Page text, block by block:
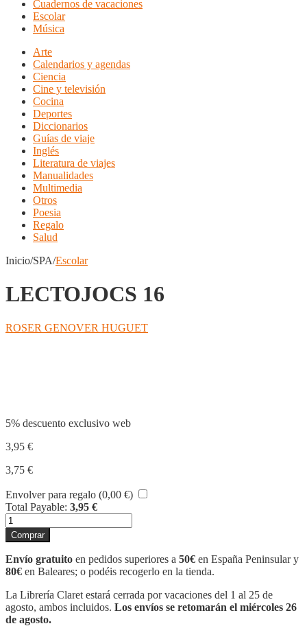
Cuadernos de vacaciones
Escolar
Música
Arte
Calendarios y agendas
Ciencia
Cine y televisión
Cocina
Deportes
Diccionarios
Guías de viaje
Inglés
Literatura de viajes
Manualidades
Multimedia
Otros
Poesia
Regalo
Salud
Inicio/SPA/Escolar
LECTOJOCS 16
ROSER GENOVER HUGUET
5% descuento exclusivo web
3,95 €
3,75 €
Envolver para regalo (0,00 €)
Total Payable: 3,95 €
LECTOJOCS
16
cantidad
Comprar
Envío gratuito en pedidos superiores a 50€ en España Peninsular y
80€ en Baleares; o podéis recogerlo en la tienda.
La Librería Claret estará cerrada por vacaciones del 1 al 25 de
agosto, ambos incluidos. Los envíos se retomarán el miércoles 26
de agosto.